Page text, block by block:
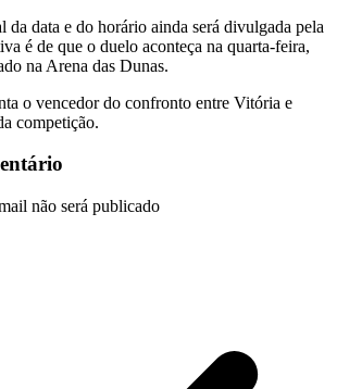
data e do horário ainda será divulgada pela
é de que o duelo aconteça na quarta-feira,
na Arena das Dunas.
o vencedor do confronto entre Vitória e
competição.
não será publicado